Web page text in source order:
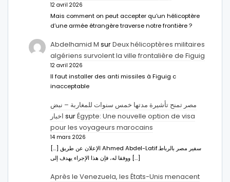
12 avril 2026
Mais comment on peut accepter qu’un hélicoptère
d’une armée étrangère traverse notre frontière ?
Abdelhamid M surDeux hélicoptères militaires
algériens survolent la ville frontalière de Figuig
12 avril 2026
Il faut installer des anti missiles à Figuig c
inacceptable
مصر تمنح تأشيرة مدتها خمس سنوات للمغاربة – نبض
اخبار surÉgypte: Une nouvelle option de visa
pour les voyageurs marocains
14 mars 2026
[…] الإعلان عن طريق Ahmed Abdel-Latifسفير مصر بالرباط.
ووفقا له، فإن هذا الإجراء يهدف إلى […]
Après le Venezuela, les États-Unis menacent